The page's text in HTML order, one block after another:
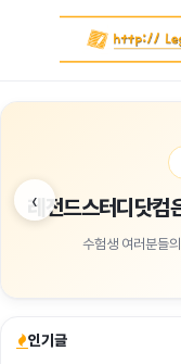
레전드스터디닷컴
수험생 여러분들
‹
인기글